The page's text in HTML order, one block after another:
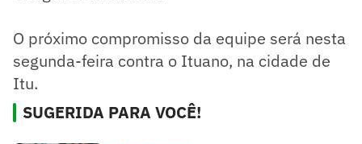
O próximo compromisso da equipe será nesta
segunda-feira contra o Ituano, na cidade de
Itu.
SUGERIDA PARA VOCÊ!